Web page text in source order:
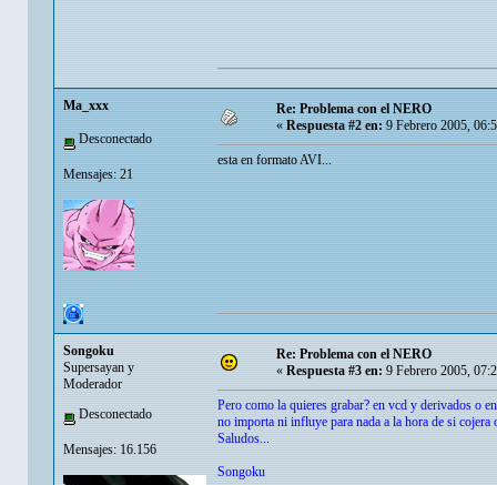
Ma_xxx
Desconectado
Mensajes: 21
Re: Problema con el NERO
«Respuesta #2 en:9 Febrero 2005,
esta en formato AVI...
Songoku
Supersayan y
Moderador
Desconectado
Mensajes: 16.156
Re: Problema con el NERO
« Respuesta #3 en: 9 Febrero 2005,
Pero como la quieres grabar? en vcd y derivados o
no importa ni influye para nada a la hora de si cojera
Saludos...
Songoku